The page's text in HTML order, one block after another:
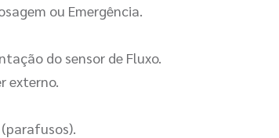
ou Emergência.
do sensor de Fluxo.
externo.